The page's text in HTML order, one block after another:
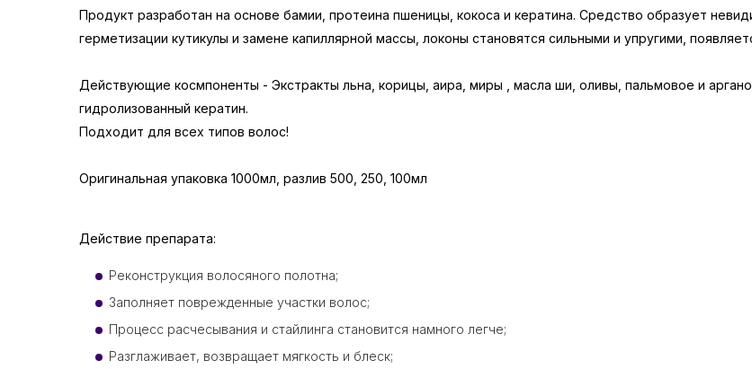
Продукт разработан на основе бамии, протеина пшеницы, кокоса и кератина. Средство образует
герметизации кутикулы и замене капиллярной массы, локоны становятся сильными и упругими,
Действующие космпоненты - Экстракты льна, корицы, аира, миры , масла ши, оливы, пальмовое и
гидролизованный кератин.
Подходит для всех типов волос!
Оригинальная упаковка 1000мл, разлив 500, 250, 100мл
Действие препарата:
Реконструкция волосяного полотна;
Заполняет поврежденные участки волос;
Процесс расчесывания и стайлинга становится намного легче;
Разглаживает, возвращает мягкость и блеск;